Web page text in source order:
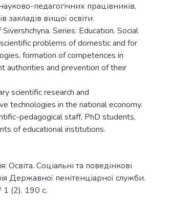
педагогічних працівників,
закладів вищої освіти.
Series: Education. Social
problems of domestic and for
formation of competences in
authorities and prevention of their
scientific research and
technologies in the national economy.
pedagogical staff, PhD students,
of educational institutions.
Соціальні та поведінкові
Державної пенітенціарної служби.
(2). 190 с.